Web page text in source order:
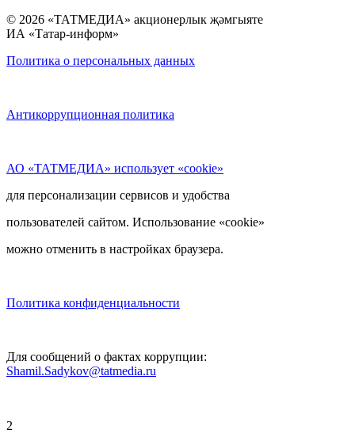
© 2026 «ТАТМЕДИА» акционерлык җәмгыяте
ИА «Татар-информ»
Политика о персональных данных
Антикоррупционная политика
АО «ТАТМЕДИА» использует «cookie»
для персонализации сервисов и удобства
пользователей сайтом. Использование «cookie»
можно отменить в настройках браузера.
Политика конфиденциальности
Для сообщений о фактах коррупции:
Shamil.Sadykov@tatmedia.ru
2